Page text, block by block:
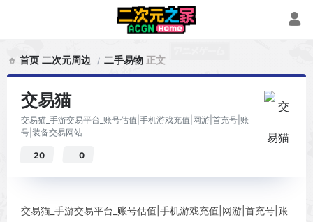
首页 二次元周边 二手易物 正文
交易猫
交易猫_手游交易平台_账号估值|手机游戏充值|网游|首充号|账
号|装备交易网站
20 0
交易猫_手游交易平台_账号估值|手机游戏充值|网游|首充号|账